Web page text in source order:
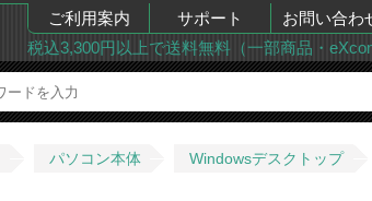
ご利用案内 サポート お問い合わ
税込3,300円以上で送料無料（一部商品・
パソコン本体 Windowsデスクトップ